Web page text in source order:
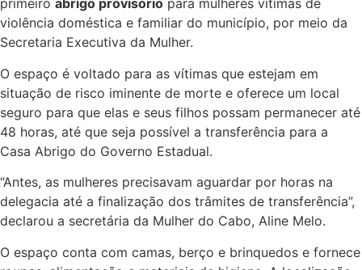
primeiro abrigo provisório para mulheres vítimas de
violência doméstica e familiar do município, por meio da
Secretaria Executiva da Mulher.
O espaço é voltado para as vítimas que estejam em
situação de risco iminente de morte e oferece um local
seguro para que elas e seus filhos possam permanecer até
48 horas, até que seja possível a transferência para a
Casa Abrigo do Governo Estadual.
“Antes, as mulheres precisavam aguardar por horas na
delegacia até a finalização dos trâmites de transferência”,
declarou a secretária da Mulher do Cabo, Aline Melo.
O espaço conta com camas, berço e brinquedos e fornece